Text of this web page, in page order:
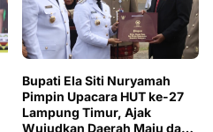
Bupati Ela Siti Nuryamah
Pimpin Upacara HUT ke-27
Lampung Timur, Ajak
Wujudkan Daerah Maju dan